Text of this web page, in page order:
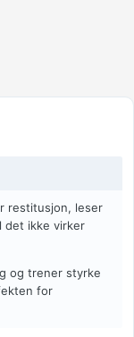
restitusjon, leser
det ikke virker
og trener styrke
for